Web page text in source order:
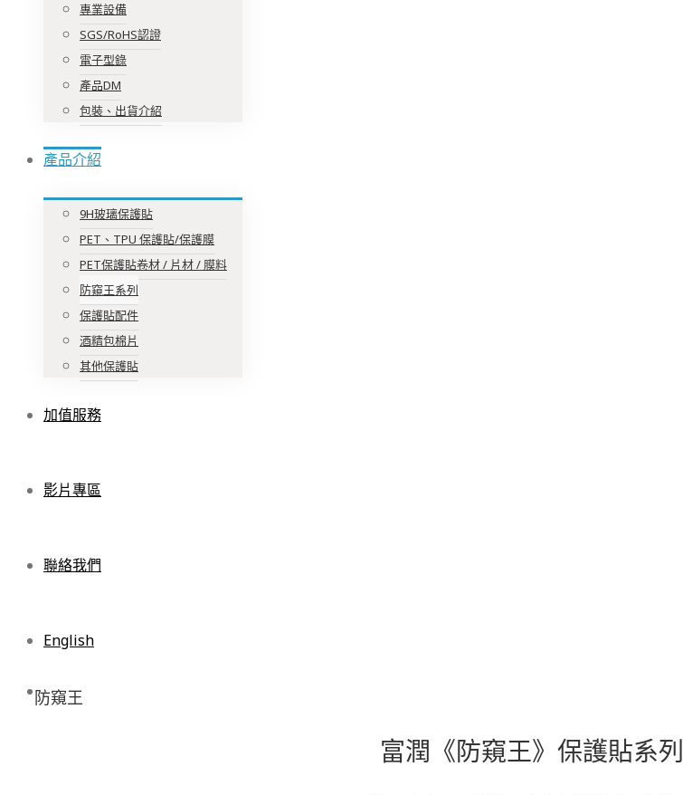
專業設備
SGS/RoHS認證
電子型錄
產品DM
包裝、出貨介紹
產品介紹
9H玻璃保護貼
PET、TPU 保護貼/保護膜
PET保護貼卷材 / 片材 / 膜料
防窺王系列
保護貼配件
酒精包棉片
其他保護貼
加值服務
影片專區
聯絡我們
English
防窺王
富潤《防窺王》保護貼系列